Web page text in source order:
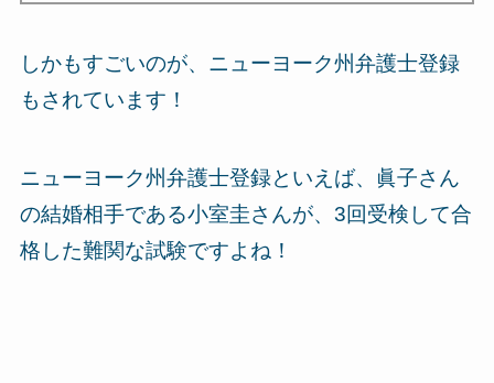
しかもすごいのが、ニューヨーク州弁護士登録
もされています！
ニューヨーク州弁護士登録といえば、眞子さん
の結婚相手である小室圭さんが、3回受検して合
格した難関な試験ですよね！